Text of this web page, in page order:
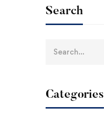
Search
Categories